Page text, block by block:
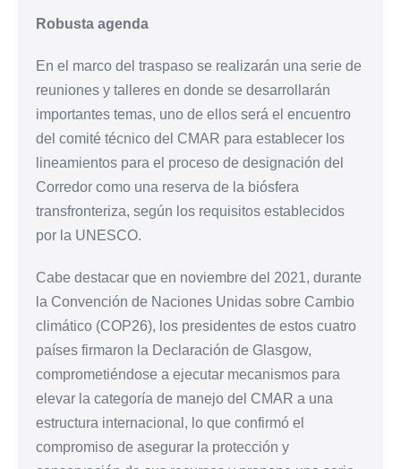
Robusta agenda
En el marco del traspaso se realizarán una serie de
reuniones y talleres en donde se desarrollarán
importantes temas, uno de ellos será el encuentro
del comité técnico del CMAR para establecer los
lineamientos para el proceso de designación del
Corredor como una reserva de la biósfera
transfronteriza, según los requisitos establecidos
por la UNESCO.
Cabe destacar que en noviembre del 2021, durante
la Convención de Naciones Unidas sobre Cambio
climático (COP26), los presidentes de estos cuatro
países firmaron la Declaración de Glasgow,
comprometiéndose a ejecutar mecanismos para
elevar la categoría de manejo del CMAR a una
estructura internacional, lo que confirmó el
compromiso de asegurar la protección y